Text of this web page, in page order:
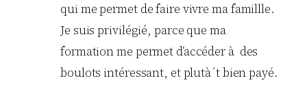
qui me permet de faire vivre ma famillle.
Je suis privilégié, parce que ma
formation me permet d’accéder à des
boulots intéressant, et plutà´t bien payé.